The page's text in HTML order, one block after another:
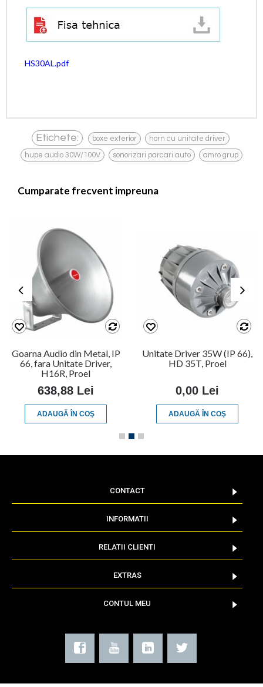
HS30AL.pdf
Etichete: boxe exterior horn cu unitate driver
hupe audio 30W/100V sonorizari parcari auto amro grup
Cumparate frecvent impreuna
Goarna Audio din Metal, IP
66, fara Unitate Driver,
H16R, Proel
638,88 Lei
ADAUGĂ ÎN COŞ
Unitate Driver 35W (IP 66),
HD 35T, Proel
0,00 Lei
ADAUGĂ ÎN COŞ
CONTACT
INFORMATII
RELATII CLIENTI
EXTRAS
CONTUL MEU